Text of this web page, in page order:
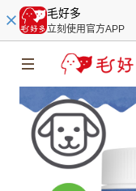
毛好多
立刻使用官方APP